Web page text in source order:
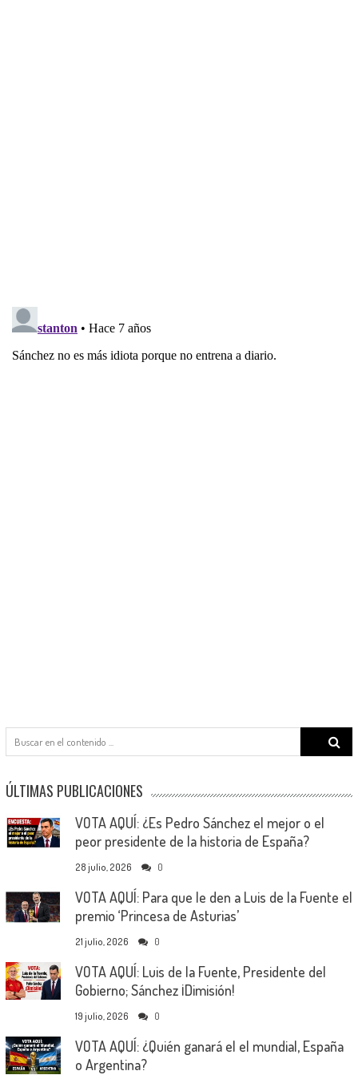
Search
for:
ÚLTIMAS PUBLICACIONES
VOTA AQUÍ: ¿Es Pedro Sánchez el mejor o el
peor presidente de la historia de España?
28 julio, 2026 0
VOTA AQUÍ: Para que le den a Luis de la Fuente el
premio ‘Princesa de Asturias’
21 julio, 2026 0
VOTA AQUÍ: Luis de la Fuente, Presidente del
Gobierno; Sánchez ¡Dimisión!
19 julio, 2026 0
VOTA AQUÍ: ¿Quién ganará el el mundial, España
o Argentina?